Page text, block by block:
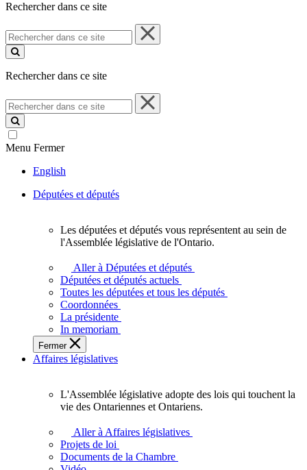
Rechercher dans ce site
Rechercher
dans
ce
Rechercher dans ce site
Rechercher
dans
ce
site
Menu Fermer
English
Députées et députés
députés
vous
représentent
sein
de
l'Assemblée
législative
l'Ontario.
Les députées et députés vous représentent au sein de
l'Assemblée législative de l'Ontario.
Aller à Députées et députés
Députées et députés actuels
Toutes les députées et tous les députés
Coordonnées
La présidente
In memoriam
Fermer
Affaires législatives
L'Assemblée
adopte
L'Assemblée législative adopte des lois qui touchent la
vie des Ontariennes et Ontariens.
Aller à Affaires législatives
Projets de loi
Documents de la Chambre